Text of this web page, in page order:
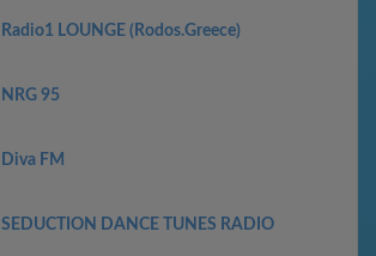
Radio1 LOUNGE (Rodos.Greece)
NRG 95
Diva FM
SEDUCTION DANCE TUNES RADIO